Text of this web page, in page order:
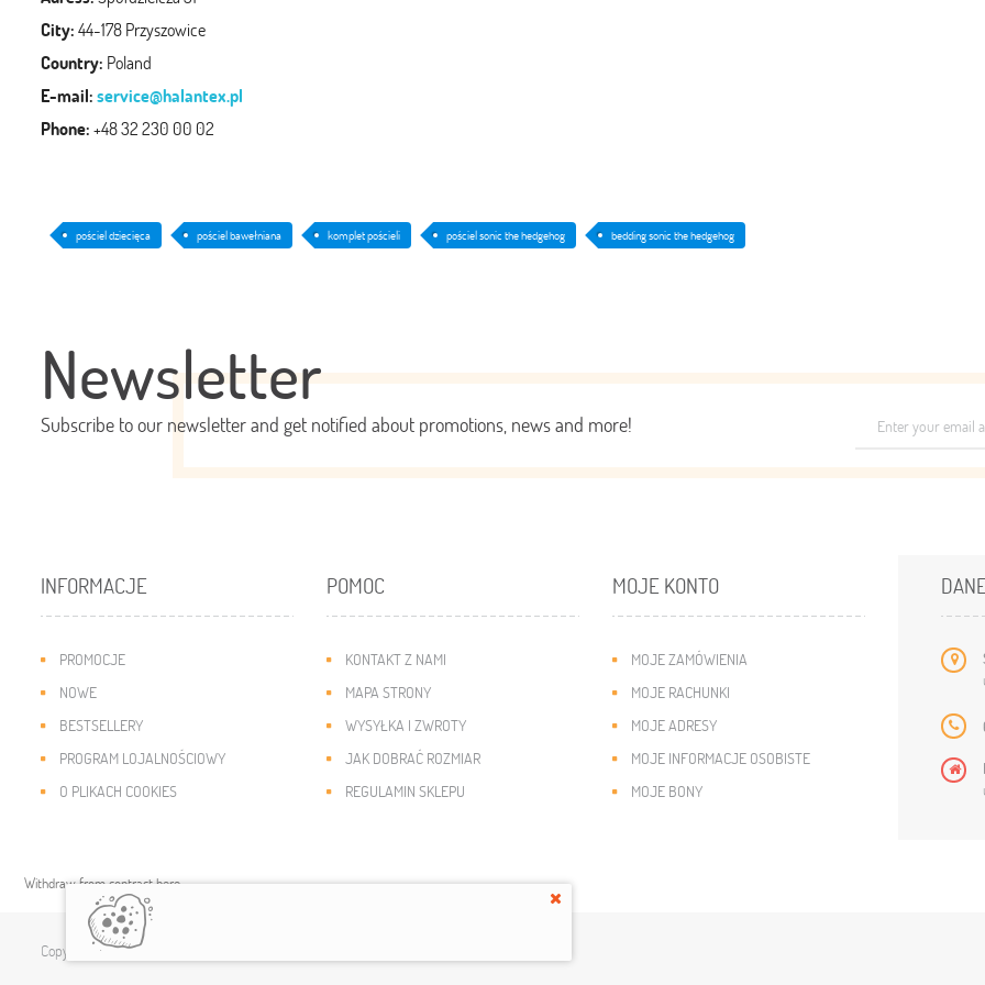
City:44-178 Przyszowice
Country: Poland
E-mail:service@halantex.pl
Phone:+48 32 230 00 02
pościel dziecięca pościel bawełniana komplet pościeli pościel sonic the hedgehog bedding sonic the hedgehog
Newsletter
Subscribe to our newsletter and get notified about promotions, news and more!
INFORMACJE
PROMOCJE
NOWE
BESTSELLERY
PROGRAM LOJALNOŚCIOWY
O PLIKACH COOKIES
POMOC
KONTAKT Z NAMI
MAPA STRONY
WYSYŁKA I ZWROTY
JAK DOBRAĆ ROZMIAR
REGULAMIN SKLEPU
MOJE KONTO
MOJE ZAMÓWIENIA
MOJE RACHUNKI
MOJE ADRESY
MOJE INFORMACJE OSOBISTE
MOJE BONY
Withdraw from contract here
Copyright © 2019